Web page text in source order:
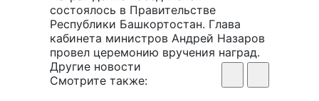
состоялось в Правительстве
Республики Башкортостан. Глава
кабинета министров Андрей Назаров
провел церемонию вручения наград.
Другие новости
Смотрите также: